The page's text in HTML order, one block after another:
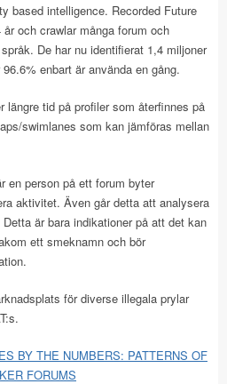
based intelligence. Recorded Future
och crawlar många forum och
De har nu identifierat 1,4 miljoner
enbart är använda en gång.
tid på profiler som återfinnes på
swimlanes som kan jämföras mellan
en person på ett forum byter
aktivitet. Även går detta att analysera
är bara indikationer på att det kan
ett smeknamn och bör
för diverse illegala prylar
BY THE NUMBERS: PATTERNS OF
FORUMS